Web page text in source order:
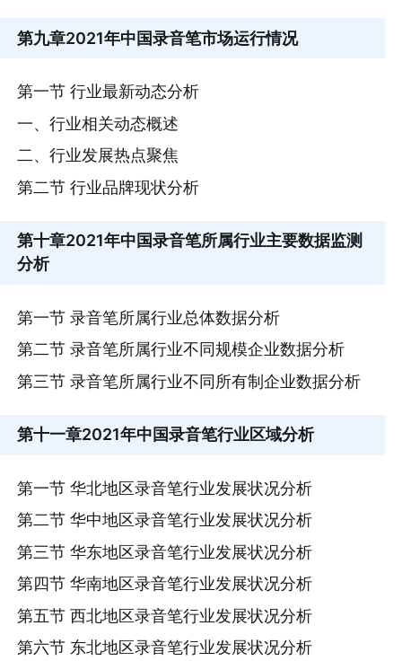
第九章2021年中国录音笔市场运行情况
第一节 行业最新动态分析
一、行业相关动态概述
二、行业发展热点聚焦
第二节 行业品牌现状分析
第十章2021年中国录音笔所属行业主要数据监测
分析
第一节 录音笔所属行业总体数据分析
第二节 录音笔所属行业不同规模企业数据分析
第三节 录音笔所属行业不同所有制企业数据分析
第十一章2021年中国录音笔行业区域分析
第一节 华北地区录音笔行业发展状况分析
第二节 华中地区录音笔行业发展状况分析
第三节 华东地区录音笔行业发展状况分析
第四节 华南地区录音笔行业发展状况分析
第五节 西北地区录音笔行业发展状况分析
第六节 东北地区录音笔行业发展状况分析